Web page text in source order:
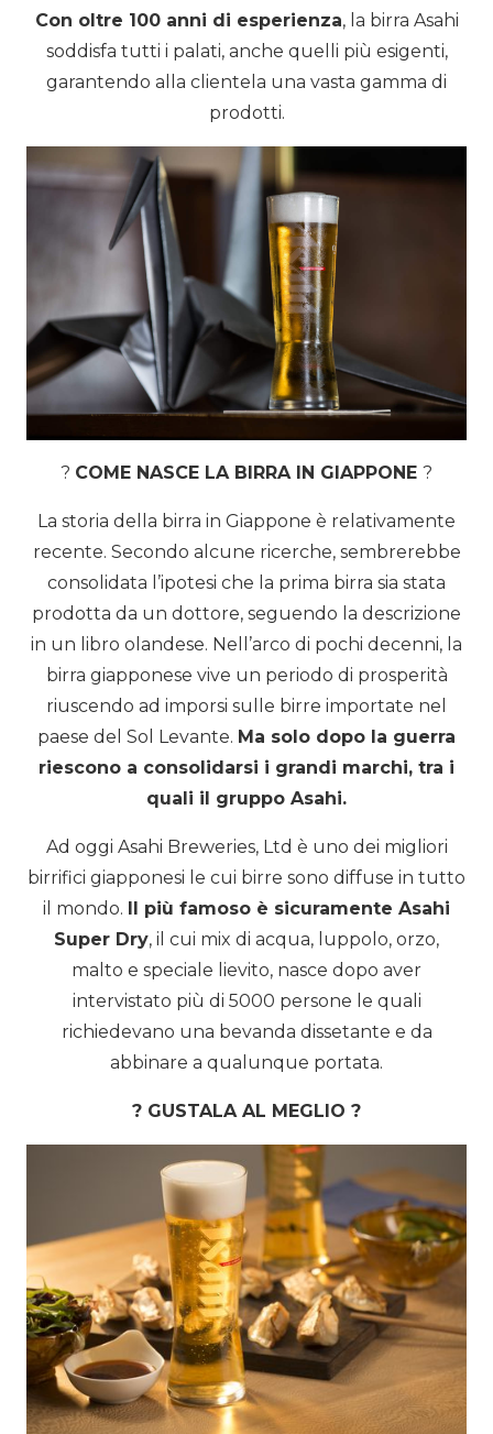
Con oltre 100 anni di esperienza, la birra Asahi
soddisfa tutti i palati, anche quelli più esigenti,
garantendo alla clientela una vasta gamma di
prodotti.
? COME NASCE LA BIRRA IN GIAPPONE ?
La storia della birra in Giappone è relativamente
recente. Secondo alcune ricerche, sembrerebbe
consolidata l’ipotesi che la prima birra sia stata
prodotta da un dottore, seguendo la descrizione
in un libro olandese. Nell’arco di pochi decenni, la
birra giapponese vive un periodo di prosperità
riuscendo ad imporsi sulle birre importate nel
paese del Sol Levante. Ma solo dopo la guerra
riescono a consolidarsi i grandi marchi, tra i
quali il gruppo Asahi.
Ad oggi Asahi Breweries, Ltd è uno dei migliori
birrifici giapponesi le cui birre sono diffuse in tutto
il mondo. Il più famoso è sicuramente Asahi
Super Dry, il cui mix di acqua, luppolo, orzo,
malto e speciale lievito, nasce dopo aver
intervistato più di 5000 persone le quali
richiedevano una bevanda dissetante e da
abbinare a qualunque portata.
? GUSTALA AL MEGLIO ?